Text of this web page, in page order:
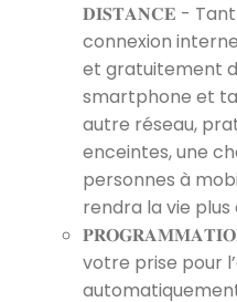
𝐃𝐈𝐒𝐓𝐀𝐍𝐂𝐄 - Tant
connexion
et gratuitement
smartphone et
autre réseau,
enceintes, une
personnes à
rendra la vie
votre prise pour